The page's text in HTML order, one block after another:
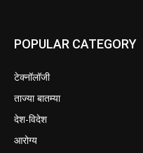
POPULAR CATEGORY
टेक्नॉलॉजी
ताज्या बातम्या
देश-विदेश
आरोग्य